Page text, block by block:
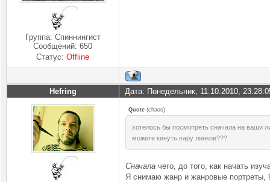
Группа: Спиннингист
Сообщений:650
Статус:Offline
Hefring Дата: Понедельник, 11.10.2010,
Quote (chaos)
хотелось бы посмотреть сначала на ваши
можете кинуть пару линков???
Сначала чего, до того, как начать
Я снимаю жанр и жанровые портреты,